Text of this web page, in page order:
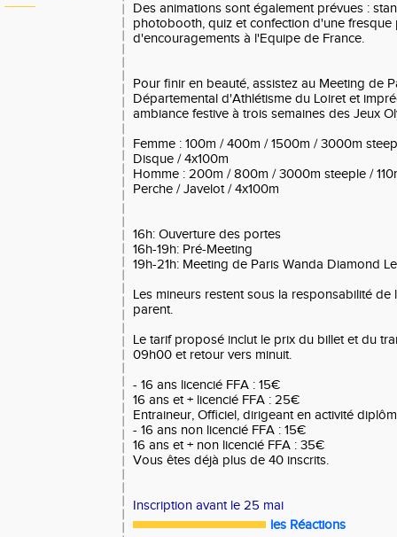
Des animations sont également prévues :
photobooth, quiz et confection d'une fresque
d'encouragements à l'Equipe de France.
Pour finir en beauté, assistez au Meeting de
Départemental d'Athlétisme du Loiret et
ambiance festive à trois semaines des Jeux
Femme : 100m / 400m / 1500m / 3000m
Disque / 4x100m
Homme : 200m / 800m / 3000m steeple /
Perche / Javelot / 4x100m
16h: Ouverture des portes
16h-19h: Pré-Meeting
19h-21h: Meeting de Paris Wanda Diamond
Les mineurs restent sous la responsabilité
parent.
Le tarif proposé inclut le prix du billet et du
09h00 et retour vers minuit.
- 16 ans licencié FFA : 15€
16 ans et + licencié FFA : 25€
Entraineur, Officiel, dirigeant en activité
- 16 ans non licencié FFA : 15€
16 ans et + non licencié FFA : 35€
Vous êtes déjà plus de 40 inscrits.
Inscription avant le 25 mai
les Réactions